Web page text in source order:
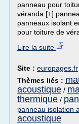
panneau pour
véranda [+]
panneaux isolant
pour toiture de
Lire la suite
Site : europages.fr
Thèmes liés :
acoustique /
thermique /
panneau isolation
acoustique